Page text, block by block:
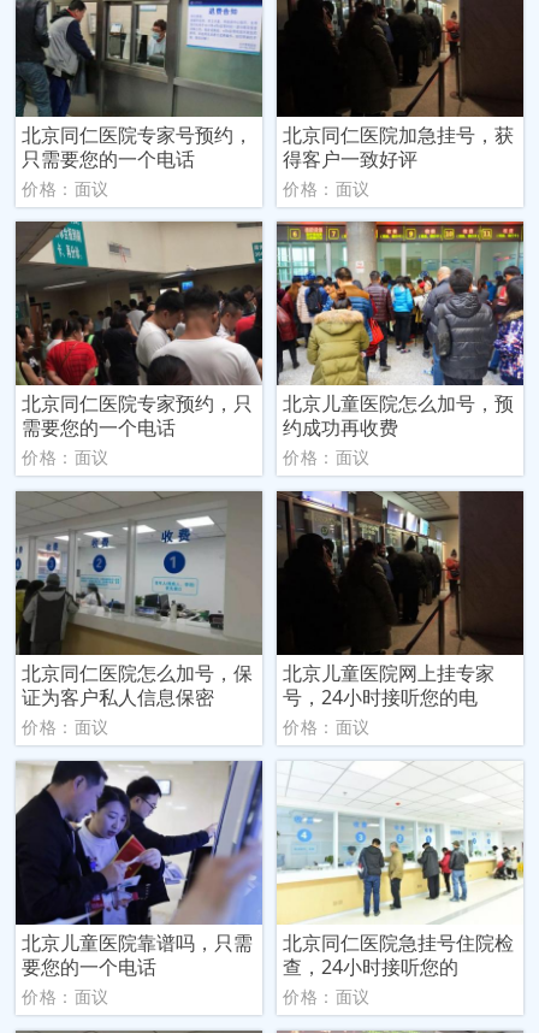
北京同仁医院专家号预约，
只需要您的一个电话
价格：面议
北京同仁医院加急挂号，获
得客户一致好评
价格：面议
北京同仁医院专家预约，只
需要您的一个电话
价格：面议
北京儿童医院怎么加号，预
约成功再收费
价格：面议
北京同仁医院怎么加号，保
证为客户私人信息保密
价格：面议
北京儿童医院网上挂专家
号，24小时接听您的电
价格：面议
北京儿童医院靠谱吗，只需
要您的一个电话
价格：面议
北京同仁医院急挂号住院检
查，24小时接听您的
价格：面议